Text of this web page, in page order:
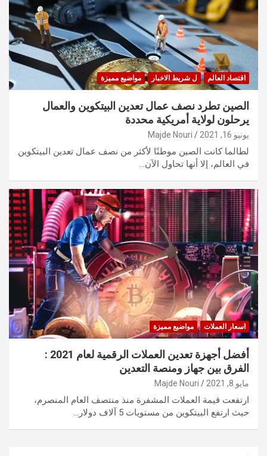
اقتصاد العالم ل شريط الاخبار مواضيع مميزة
الصين تطرد نصف عمال تعدين البيتكوين والعمال
يرحلون لولاية أمريكية محددة
يونيو 16, 2021 Majde Nouri
لطالما كانت الصين موطنًا لأكثر من نصف عمال تعدين البيتكوين
في العالم، إلا أنها تحاول الآن…
اسعار العملات مواضيع مميزة
أفضل أجهزة تعدين العملات الرقمية لعام 2021 :
الفرق بين جهاز ومنصة التعدين
مايو 8, 2021 Majde Nouri
ارتفعت قيمة العملات المشفرة منذ منتصف العام المنصرم،
حيث ارتفع البيتكوين من مستويات 5 آلاف دولار…